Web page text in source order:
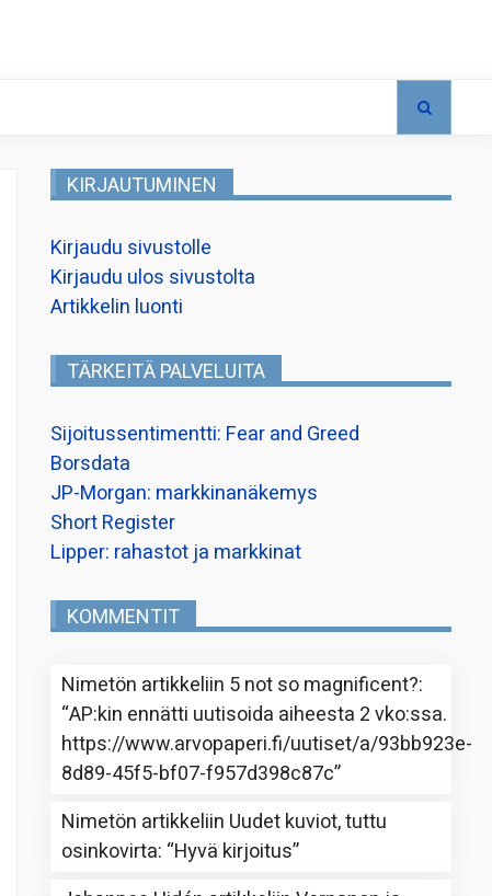
KIRJAUTUMINEN
Kirjaudu sivustolle
Kirjaudu ulos sivustolta
Artikkelin luonti
TÄRKEITÄ PALVELUITA
Sijoitussentimentti: Fear and Greed
Borsdata
JP-Morgan: markkinanäkemys
Short Register
Lipper: rahastot ja markkinat
KOMMENTIT
Nimetön artikkeliin 5 not so magnificent?:
“AP:kin ennätti uutisoida aiheesta 2 vko:ssa.
https://www.arvopaperi.fi/uutiset/a/93bb923e-
8d89-45f5-bf07-f957d398c87c”
Nimetön artikkeliin Uudet kuviot, tuttu
osinkovirta: “Hyvä kirjoitus”